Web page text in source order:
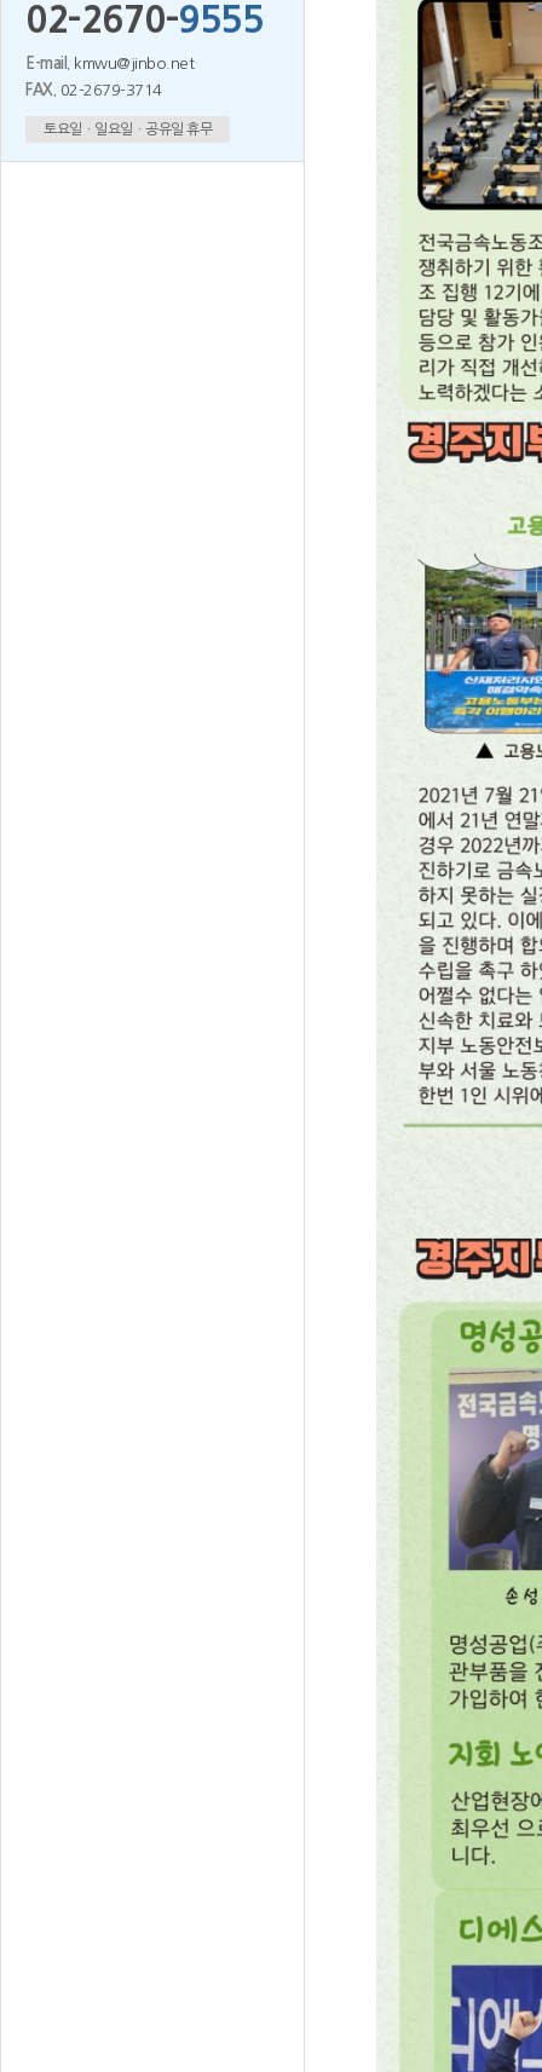
02-2670-9555
E-mail.
kmwu@jinbo.net
FAX.
02-2679-3714
토요일ㆍ일요일ㆍ공유일 휴무